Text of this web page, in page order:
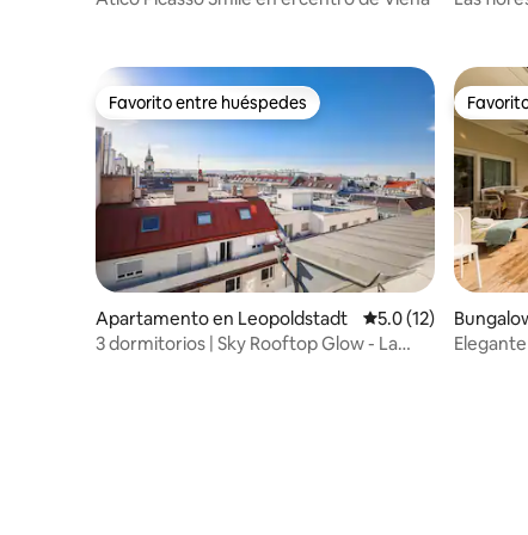
Favorito entre huéspedes
Favorito entre huéspedes
Apartamento en Leopoldstadt Calificación
5.0 (12)
3 dormitorios | Sky Rooftop Glow - La
i Wien